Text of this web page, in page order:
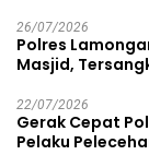
26/07/2026
Polres
Masjid,
22/07/2026
Gerak Cepat
Pelaku